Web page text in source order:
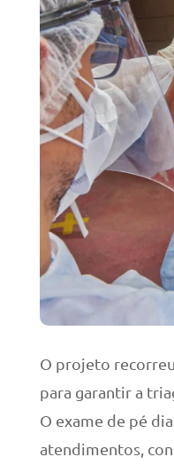
O projeto
para garantir a
O exame de pé
atendimentos,